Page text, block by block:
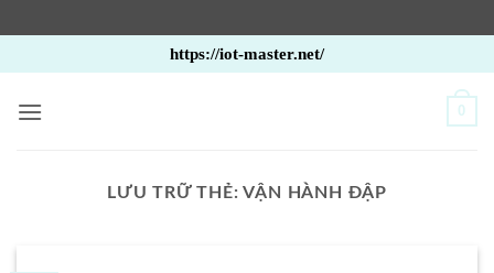
qua
nội
https://iot-master.net/
0
LƯU TRỮ THẺ:VẬN HÀNH ĐẬP